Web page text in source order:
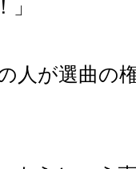
人が選曲の